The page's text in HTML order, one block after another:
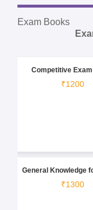
Exam Books
Competitive
₹1200
General Knowledge
₹1300